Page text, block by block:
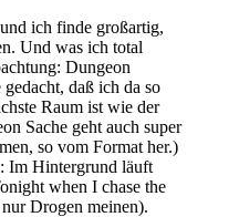
ich finde großartig,
Und was ich total
Dungeon
daß ich da so
Raum ist wie der
Sache geht auch super
so vom Format her.)
Im Hintergrund läuft
when I chase the
Drogen meinen).